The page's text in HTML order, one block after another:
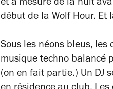
et à mesure de la nuit
début de la Wolf Hour. Et
Sous les néons bleus,
musique techno balancé
(on en fait partie.) Un DJ